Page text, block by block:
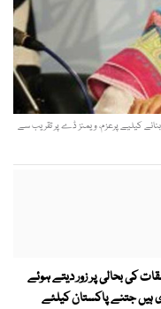
بنانے کیلیے پرعزم، ویمنز ڈے پر تقریب سے
کی بحالی پر زور دیتے ہوئے
ہیں جتنے پاکستان کیلئے